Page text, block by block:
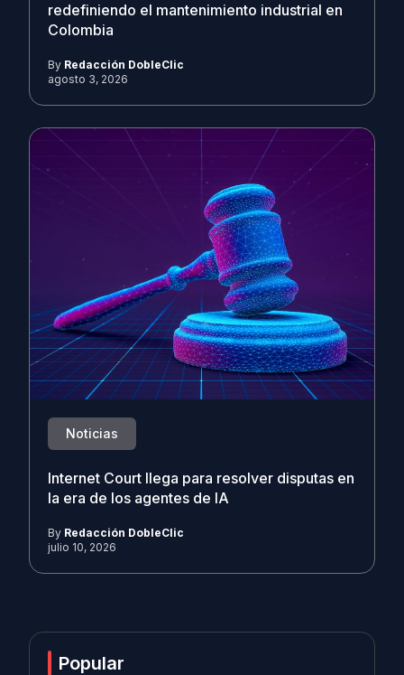
redefiniendo el mantenimiento industrial en
Colombia
By Redacción DobleClic
agosto 3, 2026
Noticias
Internet Court llega para resolver disputas en
la era de los agentes de IA
By Redacción DobleClic
julio 10, 2026
Popular